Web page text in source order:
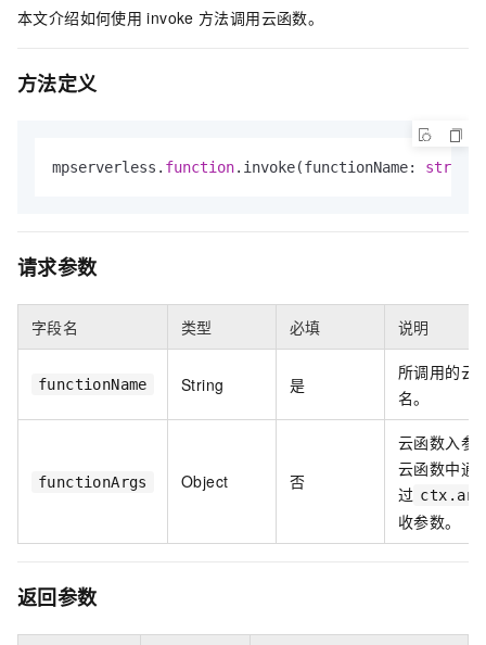
本文介绍如何使用 invoke 方法调用云函数。
方法定义
mpserverless. function.invoke(functionName: string
请求参数
字段名 类型 必填 说明
functionName String 是
所调用的云
名。
functionArgs Object 否
云函数入参
云函数中通
过
收参数。
返回参数